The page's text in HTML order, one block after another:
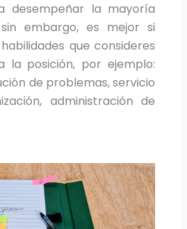
desempeñar la mayoría
embargo, es mejor si
que consideres
la posición, por ejemplo:
de problemas, servicio
administración de